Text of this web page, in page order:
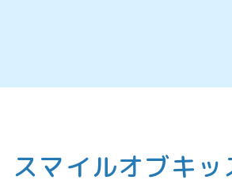
スマイルオブキ